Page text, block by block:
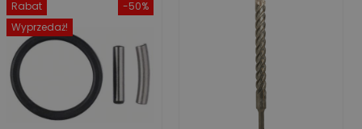
-50%
Rabat
Wyprzedaż!